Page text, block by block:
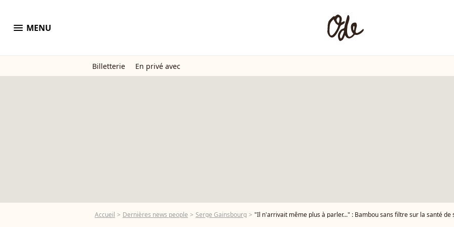
menu MENU
Billetterie En privé avec
Accueil Dernières news people Serge Gainsbourg "Il n'arrivait même plus à parler..." : Bambou sans filtre sur la santé de son